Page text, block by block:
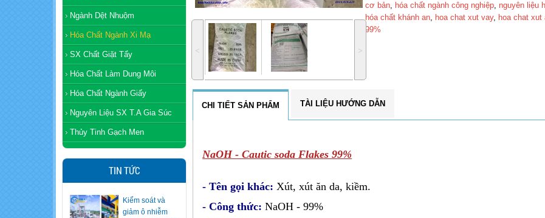
Ngành Dệt Nhuộm
Hóa Chất Ngành Xi Mạ
SX Chất Giặt Tẩy
Hóa Chất Làm Dung Môi
Hóa Chất Ngành Giấy
Nguyên Liệu SX T.A Gia Súc
Thủy Tinh Gạch Men
TIN TỨC
Kiểm soát và
giảm ô nhiễm
˂ ˃
cơ bản
hóa chất ngành công nghiệp nguyên liệu
hóa chất khánh an
hoa chat xut vay, hoa chat xut
99%
CHI TIẾT SẢN PHẨM TÀI LIỆU HƯỚNG DẪN
NaOH - Cautic soda Flakes 99%
- Tên gọi khác: Xút, xút ăn da, kiềm.
- Công thức: NaOH - 99%